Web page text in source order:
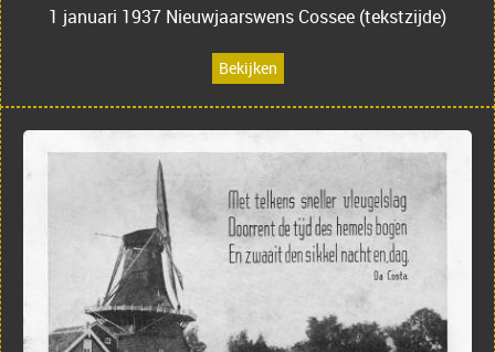
1 januari 1937 Nieuwjaarswens Cossee (tekstzijde)
Bekijken